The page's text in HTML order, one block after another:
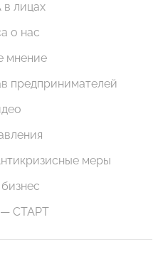
лицах
о нас
мнение
предпринимателей
меры
СТАРТ